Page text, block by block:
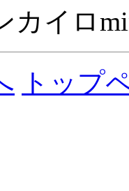
カイロ
トップ